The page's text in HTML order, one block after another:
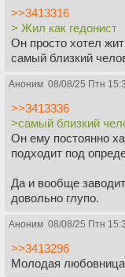
>>3413316
> Жил как гедонист
Он просто хотел
самый близкий
Аноним 08/08/25 Птн
>>3413336
>самый близкий
Он ему постоянно
подходит под
Да и вообще
довольно глупо.
Аноним 08/08/25 Птн
>>3413296
Молодая